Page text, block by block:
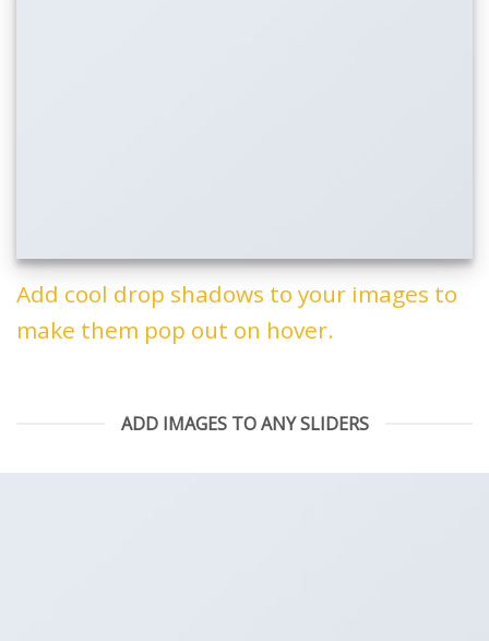
Add cool drop shadows to your images to
make them pop out on hover.
ADD IMAGES TO ANY SLIDERS